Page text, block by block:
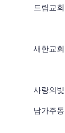
드림교회
새한교회
사랑의
남가주